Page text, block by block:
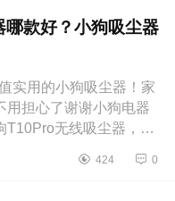
哪款好？小狗吸尘器
实用的小狗吸尘器！家
用担心了谢谢小狗电器
T10Pro无线吸尘器，已
也到了调皮的阶...
424 0